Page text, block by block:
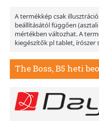
A termékkép csak
beállításától függően
mértékben változhat. A
kiegészítők pl tablet, írószer
The Boss, B5 heti